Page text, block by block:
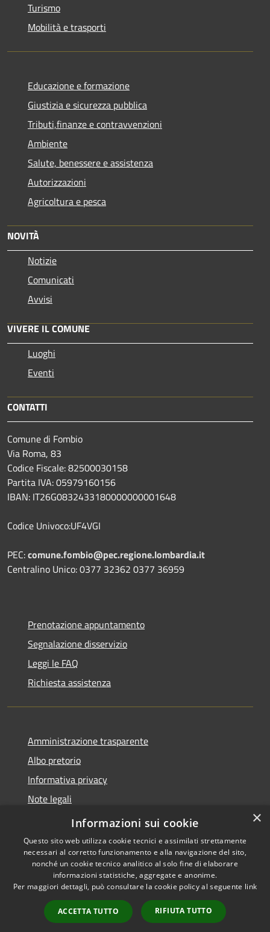
Turismo
Mobilità e trasporti
Educazione e formazione
Giustizia e sicurezza pubblica
Tributi,finanze e contravvenzioni
Ambiente
Salute, benessere e assistenza
Autorizzazioni
Agricoltura e pesca
NOVITÀ
Notizie
Comunicati
Avvisi
VIVERE IL COMUNE
Luoghi
Eventi
CONTATTI
Comune di Fombio
Via Roma, 83
Codice Fiscale: 82500030158
Partita IVA: 05979160156
IBAN: IT26G0832433180000000001648
Codice Univoco:UF4VGI
PEC:comune.fombio@pec.regione.lombardia.it
Centralino Unico: 0377 32362 0377 36959
Prenotazione appuntamento
Segnalazione disservizio
Leggi le FAQ
Richiesta assistenza
Amministrazione trasparente
Albo pretorio
Informativa privacy
Note legali
Dichiarazione di accessibilità
Accessibilità
Copyright © 2026 • Comune di
Fombio • Powered by
Municipium•
Accesso
redazione
×
Informazioni sui cookie
Questo sito web utilizza cookie tecnici e assimilati strettamente
necessari al corretto funzionamento e alla navigazione del sito,
nonché un cookie tecnico analitico al solo fine di elaborare
informazioni statistiche, aggregate e anonime.
Per maggiori dettagli, può consultare la cookie policy al seguente link
ACCETTA TUTTO RIFIUTA TUTTO